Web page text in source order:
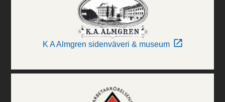
K A Almgren sidenväveri & museum